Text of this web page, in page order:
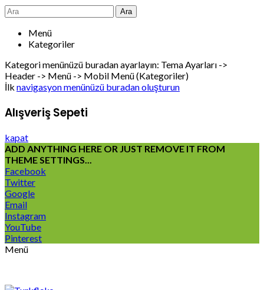
Ara
Menü
Kategoriler
Kategori menünüzü buradan ayarlayın: Tema Ayarları ->
Header -> Menü -> Mobil Menü (Kategoriler)
İlk navigasyon menünüzü buradan oluşturun
Alışveriş Sepeti
kapat
ADD ANYTHING HERE OR JUST REMOVE IT FROM
THEME SETTINGS...
Facebook
Twitter
Google
Email
Instagram
YouTube
Pinterest
Menü